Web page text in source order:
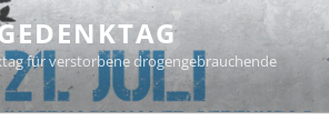
für verstorbene drogengebrauchende